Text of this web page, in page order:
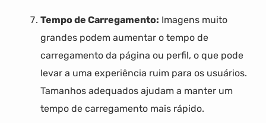
Tempo de Carregamento: Imagens muito
grandes podem aumentar o tempo de
carregamento da página ou perfil, o que pode
levar a uma experiência ruim para os usuários.
Tamanhos adequados ajudam a manter um
tempo de carregamento mais rápido.